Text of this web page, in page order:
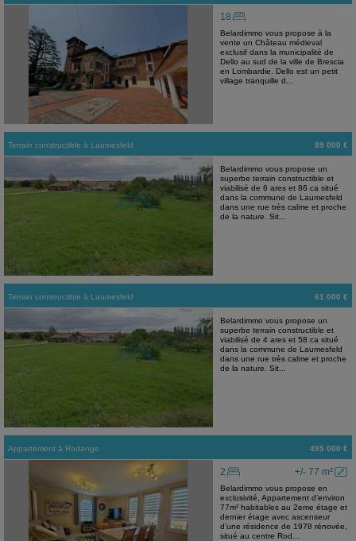
18
Belardimmo vous propose à la
vente un Château médieval
exclusif dans la municipalité de
Dello au sud de la ville de Brescia
en Lombardie. Dello est un petit
village tranquille d...
Terrain constructible à Laumesfeld 89 000 €
Belardimmo vous propose un
superbe terrain constructible et
viabilisé de 6 ares et 86 ca situé
dans la commune de Laumesfeld
dans une rue très calme et proche
de la nature. Sit...
Terrain constructible à Laumesfeld 61 000 €
Belardimmo vous propose un
superbe terrain constructible et
viabilisé de 4 ares et 58 ca situé
dans la commune de Laumesfeld
dans une rue très calme et proche
de la nature. Sit...
Appartement à Rodange 495 000 €
+/- 77 m²
2
Belardimmo vous propose en
exclusivité, Appartement d’environ
77m² habitables au 2eme étage et
dernier étage avec ascenseur
d’une résidence de 1978 rénovée,
situé au centre Rod...